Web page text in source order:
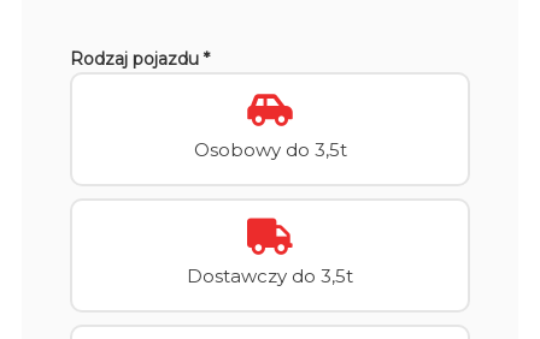
Rodzaj pojazdu *
Osobowy do 3,5t
Dostawczy do 3,5t